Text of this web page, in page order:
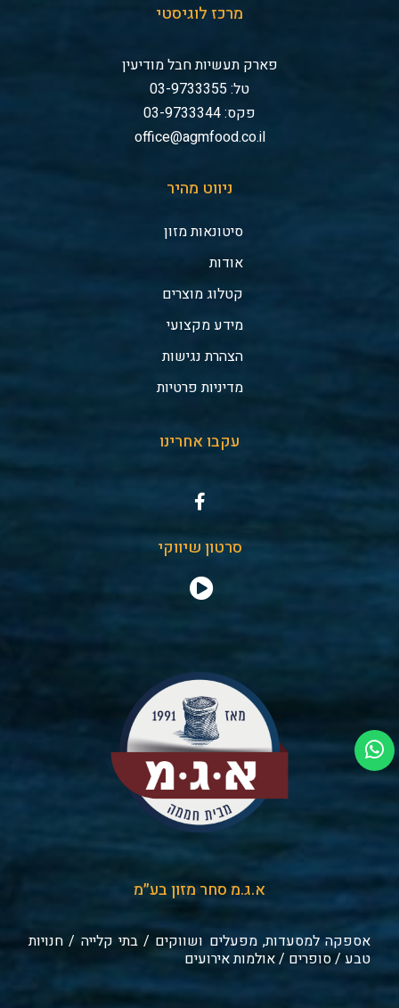
מרכז לוגיסטי
פארק תעשיות חבל מודיעין
טל: 03-9733355
פקס: 03-9733344
office@agmfood.co.il
ניווט מהיר
סיטונאות מזון
אודות
קטלוג מוצרים
מידע מקצועי
הצהרת נגישות
מדיניות פרטיות
עקבו אחרינו
סרטון שיווקי
א.ג.מ סחר מזון בע״מ
אספקה למסעדות, מפעלים ושווקים / בתי קלייה / חנויות
טבע / סופרים / אולמות אירועים